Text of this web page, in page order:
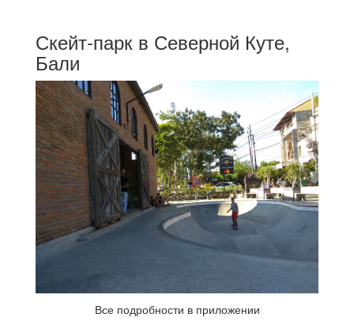
Скейт-парк в Северной Куте,
Бали
Все подробности в приложении